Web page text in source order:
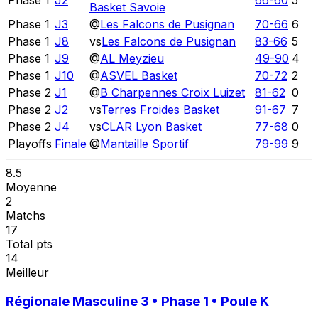
Basket Savoie
Phase 1 J3 @Les Falcons de Pusignan 70-66 6
Phase 1 J8 vsLes Falcons de Pusignan 83-66 5
Phase 1 J9 @AL Meyzieu 49-90 4
Phase 1 J10 @ASVEL Basket 70-72 2
Phase 2 J1 @B Charpennes Croix Luizet 81-62 0
Phase 2 J2 vsTerres Froides Basket 91-67 7
Phase 2 J4 vsCLAR Lyon Basket 77-68 0
Playoffs Finale @Mantaille Sportif 79-99 9
8.5
Moyenne
2
Matchs
17
Total pts
14
Meilleur
Régionale Masculine 3 • Phase 1 • Poule K